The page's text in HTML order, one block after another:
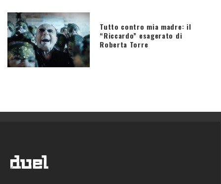
Tutto contro mia madre: il
“Riccardo” esagerato di
Roberta Torre